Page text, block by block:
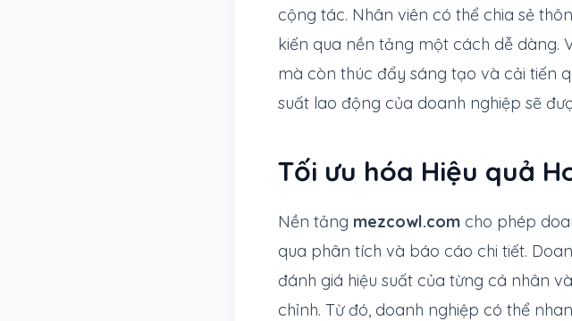
cộng tác. Nhân viên có thể chia sẻ
kiến qua nền tảng một cách dễ dàng.
mà còn thúc đẩy sáng tạo và cải tiến
suất lao động của doanh nghiệp sẽ
Tối ưu hóa Hiệu quả
Nền tảng mezcowl.com cho phép
qua phân tích và báo cáo chi tiết.
đánh giá hiệu suất của từng cá nhân
chỉnh. Từ đó, doanh nghiệp có thể